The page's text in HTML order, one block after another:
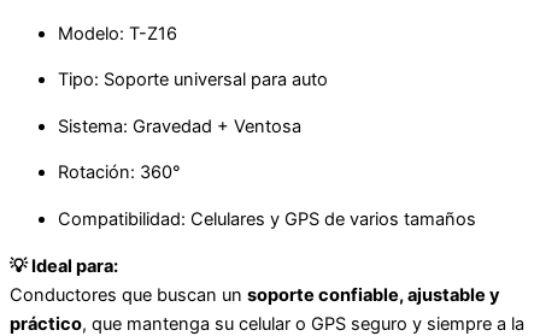
Modelo: T-Z16
Tipo: Soporte universal para auto
Sistema: Gravedad + Ventosa
Rotación: 360°
Compatibilidad: Celulares y GPS de varios tamaños
💡 Ideal para:
Conductores que buscan un soporte confiable, ajustable y
práctico, que mantenga su celular o GPS seguro y siempre a la